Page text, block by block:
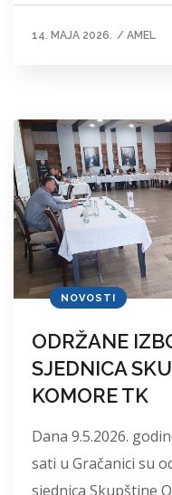
14. MAJA 2026. / AMEL
NOVOSTI
ODRŽANE
SJEDNICA
KOMORE TK
Dana 9.5.2026.
sati u Gračanici su
sjednica Skupštine